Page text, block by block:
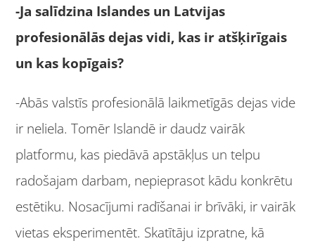
-Ja salīdzina Islandes un Latvijas
profesionālās dejas vidi, kas ir atšķirīgais
un kas kopīgais?
-Abās valstīs profesionālā laikmetīgās dejas vide
ir neliela. Tomēr Islandē ir daudz vairāk
platformu, kas piedāvā apstākļus un telpu
radošajam darbam, nepieprasot kādu konkrētu
estētiku. Nosacījumi radīšanai ir brīvāki, ir vairāk
vietas eksperimentēt. Skatītāju izpratne, kā